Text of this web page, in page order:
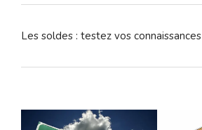
Les soldes : testez vos connaissances